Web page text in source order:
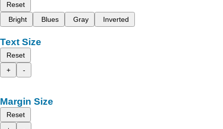
Reset
Bright
Blues Gray Inverted
Text Size
Reset
+
-
Margin Size
Reset